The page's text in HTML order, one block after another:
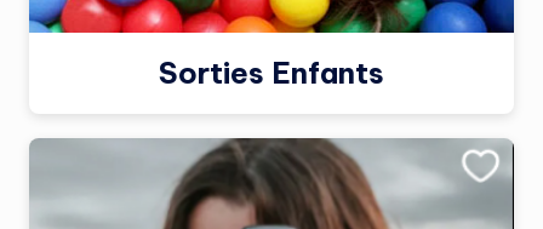
Sorties Enfants